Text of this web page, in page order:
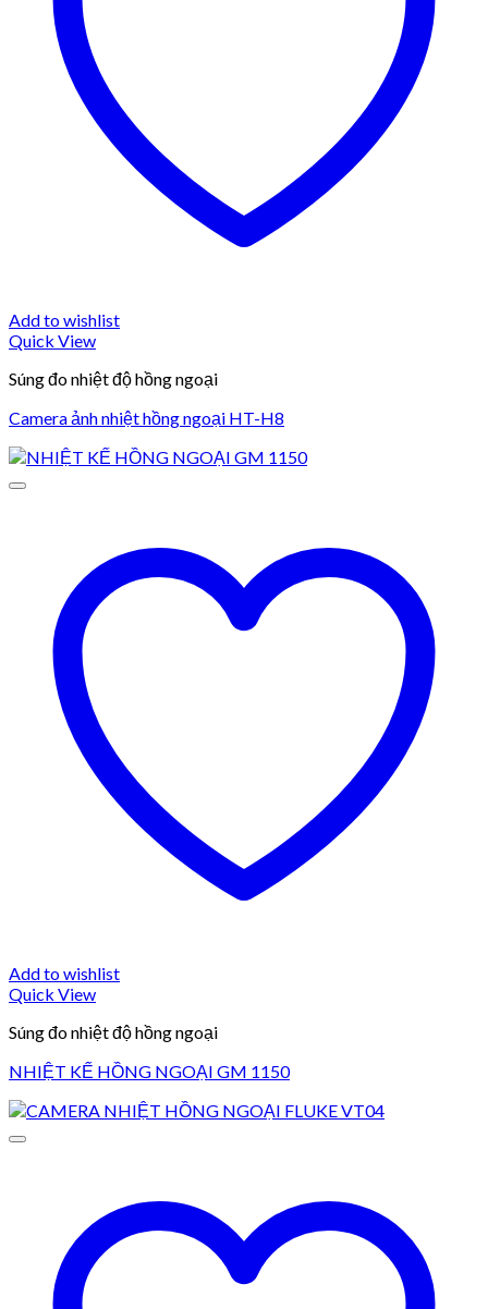
Add to wishlist
Quick View
Súng đo nhiệt độ hồng ngoại
Camera ảnh nhiệt hồng ngoại HT-H8
Add to wishlist
Quick View
Súng đo nhiệt độ hồng ngoại
NHIỆT KẾ HỒNG NGOẠI GM 1150